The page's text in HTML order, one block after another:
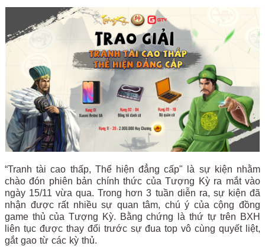
“Tranh tài cao thấp, Thể hiện đẳng cấp" là sự kiện nhằm
chào đón phiên bản chính thức của Tượng Kỳ ra mắt vào
ngày 15/11 vừa qua. Trong hơn 3 tuần diễn ra, sự kiện đã
nhận được rất nhiều sự quan tâm, chú ý của cộng đồng
game thủ của Tượng Kỳ. Bằng chứng là thứ tự trên BXH
liên tục được thay đổi trước sự đua top vô cùng quyết liệt,
gắt gao từ các kỳ thủ.